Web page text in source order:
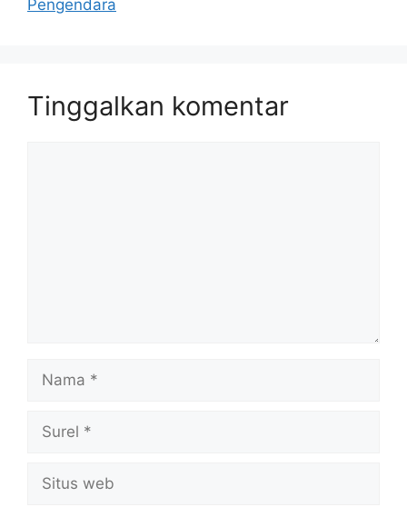
Pengendara
Tinggalkan komentar
web